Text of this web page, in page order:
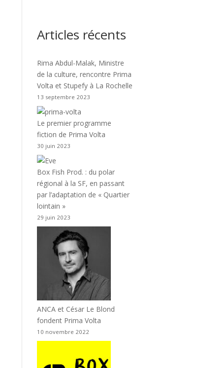
Articles récents
Rima Abdul-Malak, Ministre
de la culture, rencontre Prima
Volta et Stupefy à La Rochelle
13 septembre 2023
Le premier programme
fiction de Prima Volta
30 juin 2023
Box Fish Prod. : du polar
régional à la SF, en passant
par l’adaptation de « Quartier
lointain »
29 juin 2023
ANCA et César Le Blond
fondent Prima Volta
10 novembre 2022